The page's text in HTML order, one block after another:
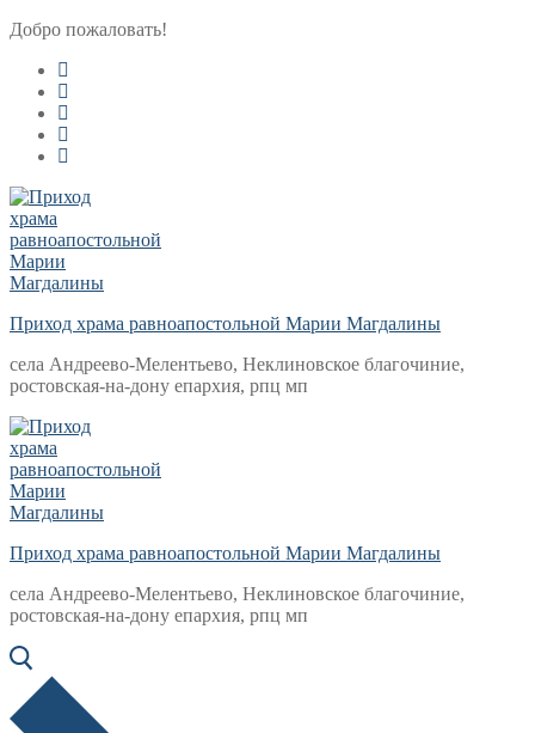
Перейти
содержимому
Меню
Закрыть
Добро пожаловать!
Приход храма равноапостольной Марии Магдалины
села Андреево-Мелентьево, Неклиновское благочиние,
ростовская-на-дону епархия, рпц мп
Приход храма равноапостольной Марии Магдалины
села Андреево-Мелентьево, Неклиновское благочиние,
ростовская-на-дону епархия, рпц мп